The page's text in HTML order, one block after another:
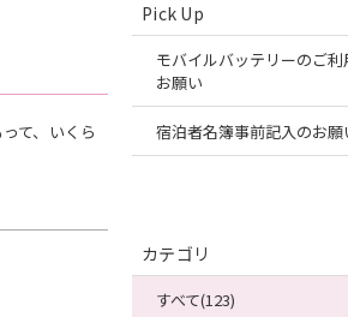
て、いくら
Pick Up
モバイルバッテリーのご利
お願い
宿泊者名簿事前記入のお願
カテゴリ
すべて(123)